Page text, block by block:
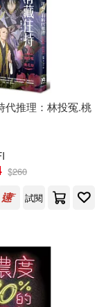
代推理：林投冤.桃
$260
試閱